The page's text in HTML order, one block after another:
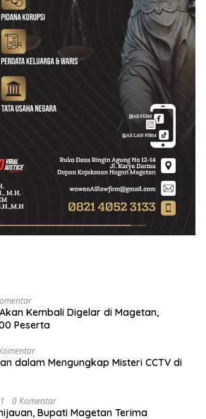
Kembali Digelar di Magetan,
Peserta
dalam Mengungkap Misteri CCTV di
0 Komentar
Bupati Magetan Terima